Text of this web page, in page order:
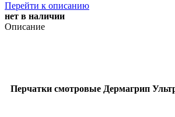
Перейти к описанию
нет в наличии
Описание
Перчатки смотровые Дермагрип